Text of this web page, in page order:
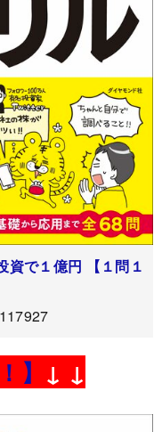
資で１億円 【１問１
】 ↓ ↓